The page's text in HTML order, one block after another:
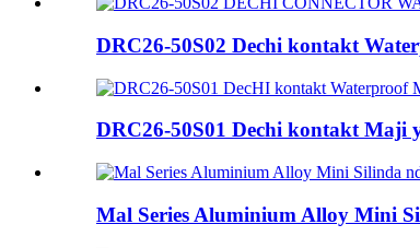
DRC26-50S02 Dechi kontakt
DRC26-50S01 Dechi kontakt Maji
Mal Series Aluminium Alloy Mini